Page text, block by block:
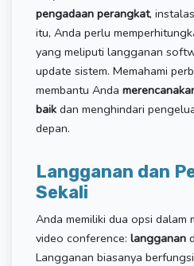
pengadaan perangkat,
itu, Anda perlu
yang meliputi langganan
update sistem. Memahami
membantu Anda
baik dan menghindari
depan.
Langganan dan
Sekali
Anda memiliki dua opsi dalam
video conference: langganan
Langganan biasanya